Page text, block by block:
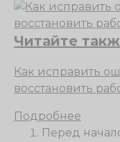
Читайте
Как исправить
восстановить
Подробнее
Перед